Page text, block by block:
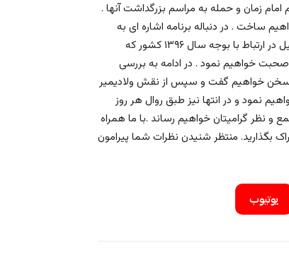
زمان و حمله به مراسم بزرگداشت آنها .
ساخت . در دنباله برنامه اشاره ای به
مقاله عیسی سحرخیز در ارتباط با فیدل کاسترو خواهیم داشت و به تفصیل در ارتباط با بوجه سال ۱۳۹۶ کشور که
خواهیم نمود . در ادامه به بررسی
شما سخن خواهیم گفت و سپس از نقش ولادیمیر
نمود و در انتها نیز طبق روال هر روز
نظر گرامیتان خواهیم رساند .با ما همراه
بگذارید. منتظر شنیدن نظرات شما پیرامون
یوتیوب